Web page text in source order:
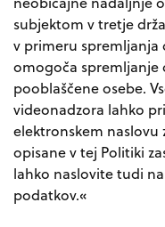
subjektom v tretje
v primeru spremljanja
omogoča spremljanje
pooblaščene osebe.
videonadzora lahko
elektronskem naslovu
opisane v tej Politiki
lahko naslovite tudi
podatkov.«